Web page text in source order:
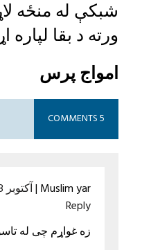
شبکې له منځه
ورته د بقا لپاره
امواج پرس
5 COMMENTS
Muslim yar
|آکتوبر 8, 2025 at 12:59 ب.ظ
Reply
زه غواړم چی له